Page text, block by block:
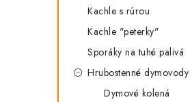
Kachle s rúrou
Kachle "peterky"
Sporáky na tuhé palivá
Hrubostenné dymovody
Dymové kolená